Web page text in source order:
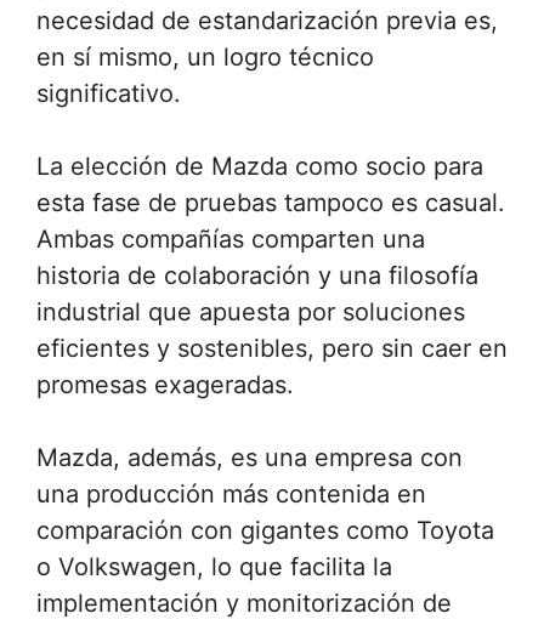
necesidad de estandarización previa es,
en sí mismo, un logro técnico
significativo.
La elección de Mazda como socio para
esta fase de pruebas tampoco es casual.
Ambas compañías comparten una
historia de colaboración y una filosofía
industrial que apuesta por soluciones
eficientes y sostenibles, pero sin caer en
promesas exageradas.
Mazda, además, es una empresa con
una producción más contenida en
comparación con gigantes como Toyota
o Volkswagen, lo que facilita la
implementación y monitorización de